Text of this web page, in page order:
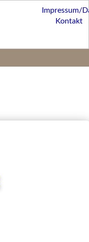
Impressum/
Kontakt